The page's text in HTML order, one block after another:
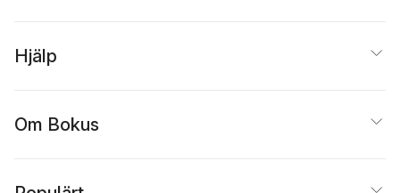
Hjälp
Om Bokus